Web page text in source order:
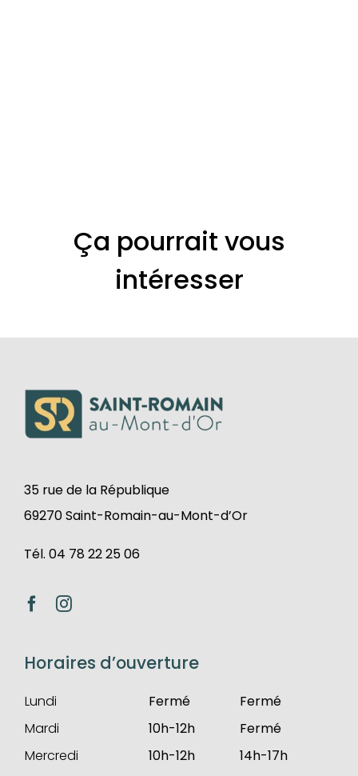
Ça pourrait vous
intéresser
35 rue de la République
69270 Saint-Romain-au-Mont-d’Or
Tél. 04 78 22 25 06
Horaires d’ouverture
Lundi Fermé
Fermé
Mardi
10h-12h
Fermé
Mercredi
10h-12h
14h-17h